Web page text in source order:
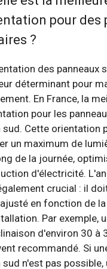
pour des
?
des panneaux
déterminant pour
En France, la
pour les
sud. Cette orientation
un maximum de
de la journée,
d'électricité.
crucial : il
en fonction de
Par exemple,
d'environ 30 à
recommandé. Si
sud n'est pas